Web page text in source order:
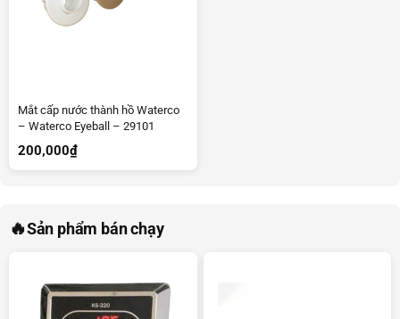
Mắt cấp nước thành hồ Waterco
– Waterco Eyeball – 29101
200,000₫
🔥Sản phẩm bán chạy